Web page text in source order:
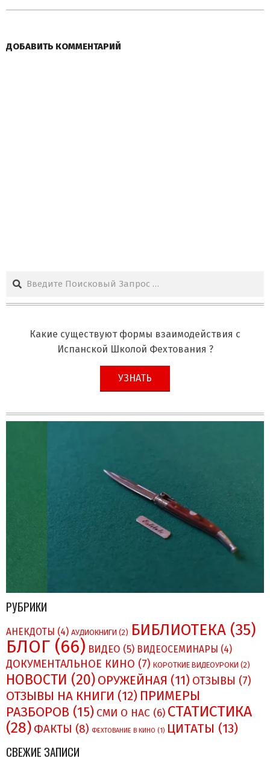
ДОБАВИТЬ КОММЕНТАРИЙ
Поиск
Какие существуют формы взаимодействия с
Испанской Школой Фехтования ?
УЗНАТЬ
РУБРИКИ
АНЕКДОТЫ (4) АУДИОКНИГИ (2) БИБЛИОТЕКА (35)
БЛОГ (66) ВИДЕО (5) ВИДЕОСЕМИНАРЫ (4)
ДОКУМЕНТАЛЬНОЕ КИНО (7) КОРОТКИЕ ВИДЕОУРОКИ (2)
НОВОСТИ (20) ОРУЖЕЙНАЯ (11) ОТЗЫВЫ (7)
ОТЗЫВЫ НА КНИГИ (12) ПРИМЕРЫ
РАЗБОРОВ (15) СМИ О НAC (6) СТАТИСТИКА
(28) ФАКТЫ (8) ФЕХТОВАНИЕ В КИНО (1) ЦИТАТЫ (13)
СВЕЖИЕ ЗАПИСИ